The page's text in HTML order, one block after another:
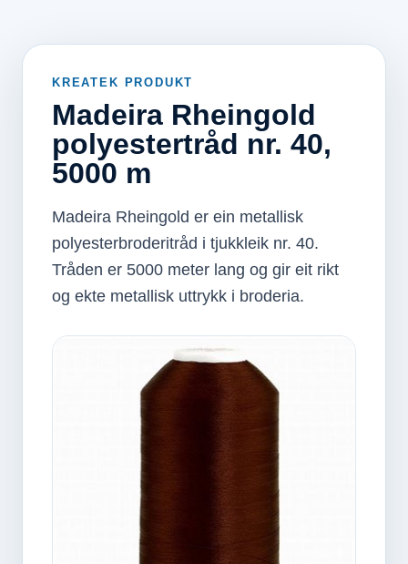
KREATEK PRODUKT
Madeira Rheingold
polyestertråd nr. 40,
5000 m
Madeira Rheingold er ein metallisk
polyesterbroderitråd i tjukkleik nr. 40.
Tråden er 5000 meter lang og gir eit rikt
og ekte metallisk uttrykk i broderia.